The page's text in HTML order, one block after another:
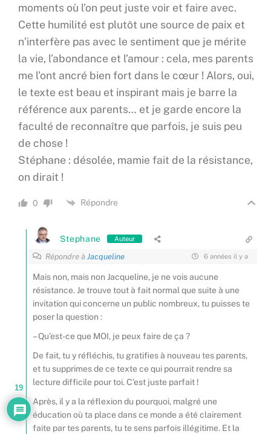
moments où l’on peut juste voir et faire avec.
Cette humilité est plutôt une source de paix et
n’interfère pas avec le sentiment que je mérite
la vie, l’abondance et l’amour : cela, mes parents
me l’ont ancré bien fort dans le cœur ! Alors, oui,
le texte est beau et inspirant mais je barre la
référence aux parents… et je garde encore la
faculté de reconnaître que parfois, je suis peu
de chose !
Stéphane : désolée, mamie fait de la résistance,
on dirait !
0 Répondre
Stephane Auteur
Répondre àJacqueline 6 années il y a
Mais non, mais non Jacqueline, je ne vois aucune
résistance. Je trouve tout à fait normal que suite à une
invitation qui concerne un public nombreux, tu puisses te
poser la question :
– Qu’est-ce que MOI, je peux faire de ça ?
De fait, tu y réfléchis, tu gratifies à nouveau tes parents,
et tu supprimes de ce texte ce qui pourrait rendre sa
lecture difficile pour toi. C’est juste parfait !
Après, il y a la réflexion du pourquoi, malgré une
éducation où ta place dans ce monde a été clairement
faite par tes parents, tu te sens parfois illégitime. Et la
19